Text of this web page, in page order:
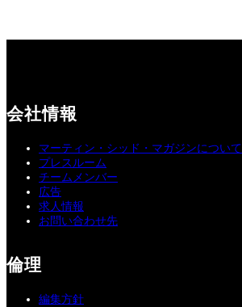
会社情報
マーティン・シッド・マガジンについて
プレスルーム
チームメンバー
広告
求人情報
お問い合わせ先
倫理
編集方針